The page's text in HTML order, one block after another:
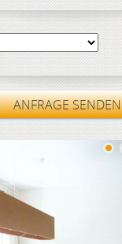
ANFRAGE SENDEN